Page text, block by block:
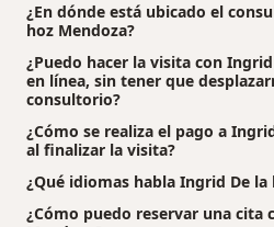
¿En dónde está ubicado el
hoz Mendoza?
¿Puedo hacer la visita con
en línea, sin tener que
consultorio?
¿Cómo se realiza el pago a
al finalizar la visita?
¿Qué idiomas habla Ingrid De la
¿Cómo puedo reservar una cita